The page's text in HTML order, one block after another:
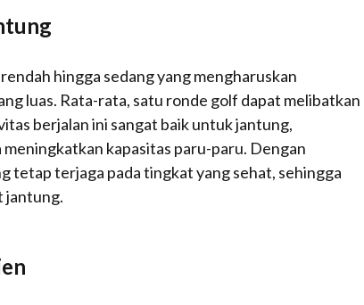
hingga sedang yang mengharuskan
luas. Rata-rata, satu ronde golf dapat melibatkan
berjalan ini sangat baik untuk jantung,
kapasitas paru-paru. Dengan
tetap terjaga pada tingkat yang sehat, sehingga
jantung.